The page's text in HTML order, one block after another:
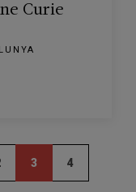
Curie
3 4